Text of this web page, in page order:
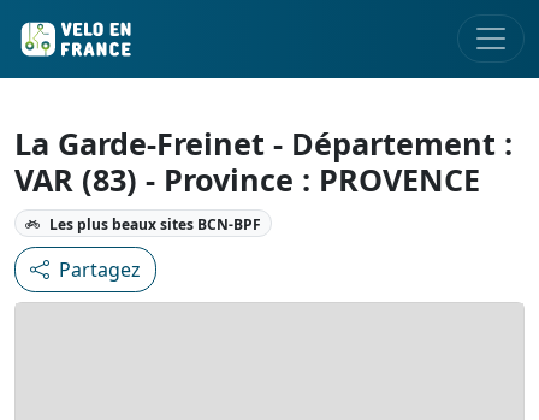
La Garde-Freinet - Département :
VAR (83) - Province : PROVENCE
Les plus beaux sites BCN-BPF
Partagez